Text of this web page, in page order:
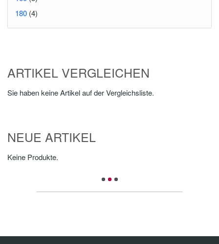
180 (4)
ARTIKEL VERGLEICHEN
Sie haben keine Artikel auf der Vergleichsliste.
NEUE ARTIKEL
Keine Produkte.